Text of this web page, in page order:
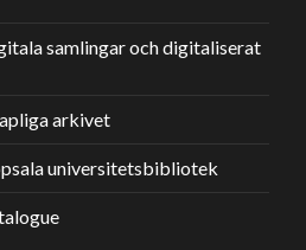
samlingar och digitaliserat
arkivet
universitetsbibliotek